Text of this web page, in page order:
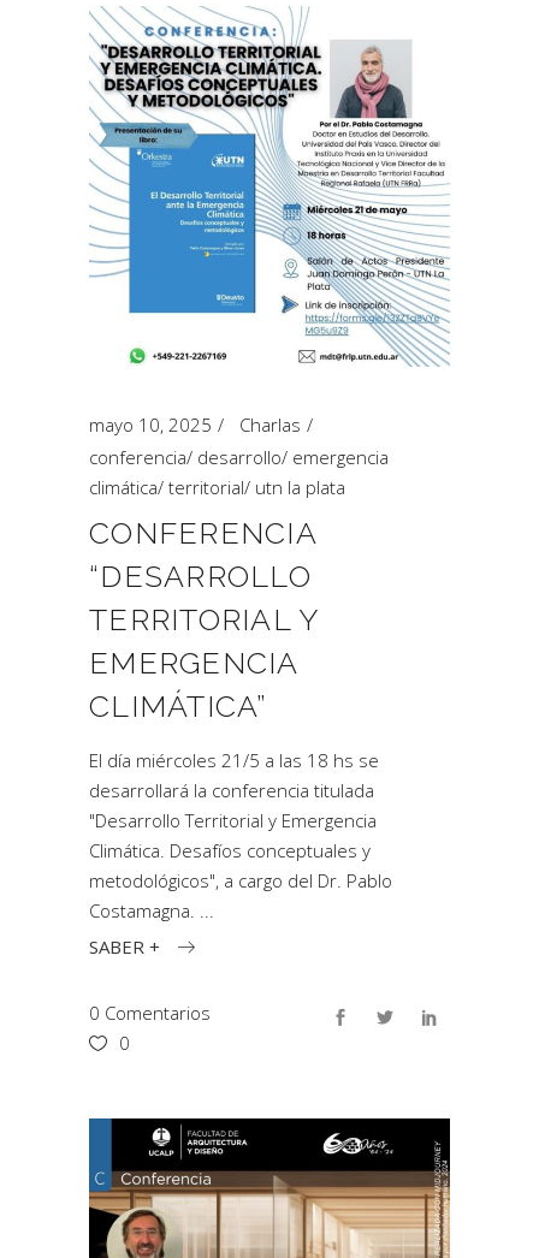
mayo 10, 2025
Charlas
conferencia/ desarrollo/ emergencia
climática/ territorial/ utn la plata
CONFERENCIA
“DESARROLLO
TERRITORIAL Y
EMERGENCIA
CLIMÁTICA”
El día miércoles 21/5 a las 18 hs se
desarrollará la conferencia titulada
"Desarrollo Territorial y Emergencia
Climática. Desafíos conceptuales y
metodológicos", a cargo del Dr. Pablo
Costamagna.
SABER +
0 Comentarios
0